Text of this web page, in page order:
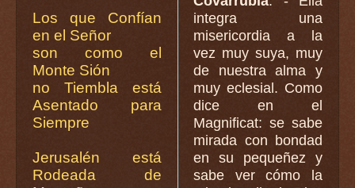
Los que Confían
en el Señor
son como el
Monte Sión
no Tiembla está
Asentado para
Siempre
Jerusalén está
Rodeada de
integra una
misericordia a la
vez muy suya, muy
de nuestra alma y
muy eclesial. Como
dice en el
Magnificat: se sabe
mirada con bondad
en su pequeñez y
sabe ver cómo la